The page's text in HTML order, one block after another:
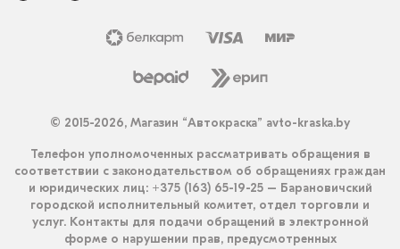
© 2015-2026, Магазин “Автокраска” avto-kraska.by
Телефон уполномоченных рассматривать обращения в
соответствии с законодательством об обращениях граждан
и юридических лиц: +375 (163) 65-19-25 – Барановичский
городской исполнительный комитет, отдел торговли и
услуг. Контакты для подачи обращений в электронной
форме о нарушении прав, предусмотренных